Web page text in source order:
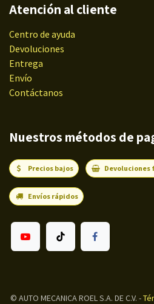
Atención al cliente
Centro de ayuda
Devoluciones
Entrega
Envío
Contáctanos
Nuestros métodos de
Precios bajos Devoluciones
Envíos rápidos
© AUTO MECANICA ROEL S.A. DE C.V. -